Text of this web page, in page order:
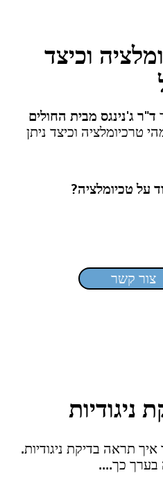
וכיצד
ד"ר ג'נינגס מבית החולים
טרכיומלציה וכיצד ניתן
על טכיומלציה?
צור קשר
ניגודיות
תראה בדיקת ניגודיות.
בערך כך....